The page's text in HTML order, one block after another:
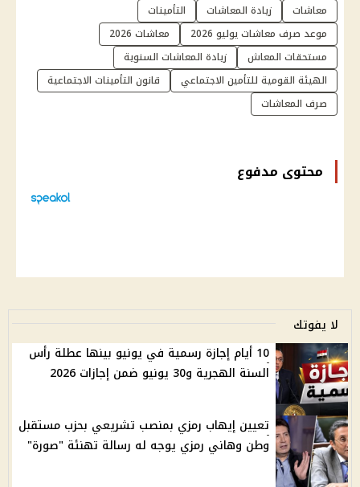
معاشات زيادة المعاشات
التأمينات
موعد صرف معاشات يوليو 2026
معاشات 2026
مستحقات المعاش
زيادة المعاشات السنوية
الهيئة القومية للتأمين الاجتماعي
قانون التأمينات الاجتماعية
صرف المعاشات
محتوى مدفوع
لا يفوتك
10 أيام إجازة رسمية في يونيو بينها عطلة رأس
السنة الهجرية و30 يونيو ضمن إجازات 2026
تعيين إيهاب رمزي بمنصب تشريعي بحزب مستقبل
وطن وهاني رمزي يوجه له رسالة تهنئة "صورة"